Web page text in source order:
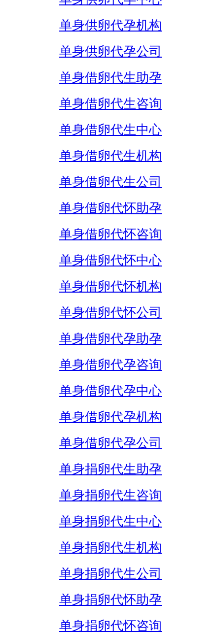
单身供卵代孕机构
单身供卵代孕公司
单身借卵代生助孕
单身借卵代生咨询
单身借卵代生中心
单身借卵代生机构
单身借卵代生公司
单身借卵代怀助孕
单身借卵代怀咨询
单身借卵代怀中心
单身借卵代怀机构
单身借卵代怀公司
单身借卵代孕助孕
单身借卵代孕咨询
单身借卵代孕中心
单身借卵代孕机构
单身借卵代孕公司
单身捐卵代生助孕
单身捐卵代生咨询
单身捐卵代生中心
单身捐卵代生机构
单身捐卵代生公司
单身捐卵代怀助孕
单身捐卵代怀咨询